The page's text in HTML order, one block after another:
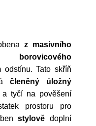
z masivního
odstínu. Tato skříň
členěný úložný
tyčí na pověšení
prostoru pro
stylově doplní